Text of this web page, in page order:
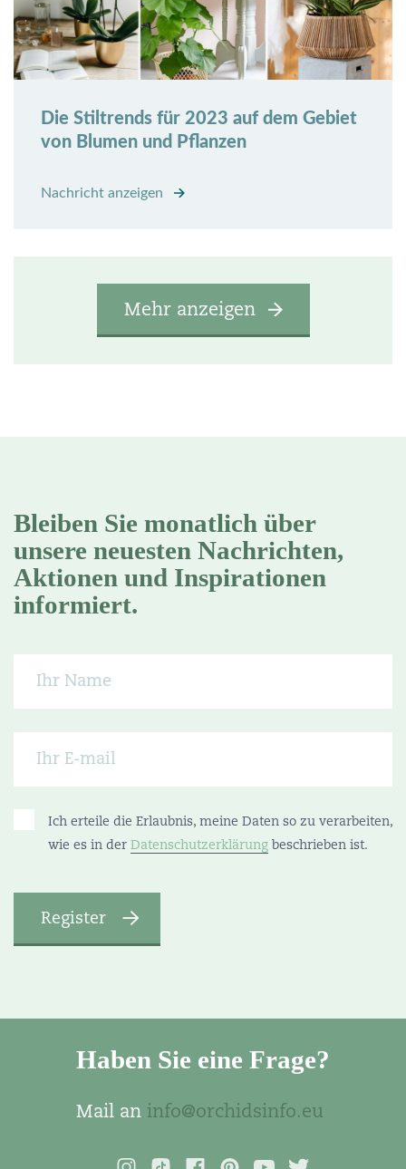
Die Stiltrends für 2023 auf dem Gebiet
von Blumen und Pflanzen
Nachricht anzeigen
Mehr anzeigen
Bleiben Sie monatlich über
unsere neuesten Nachrichten,
Aktionen und Inspirationen
informiert.
Ich erteile die Erlaubnis, meine Daten so zu verarbeiten,
wie es in der Datenschutzerklärung beschrieben ist.
Haben Sie eine Frage?
Mail an info@orchidsinfo.eu